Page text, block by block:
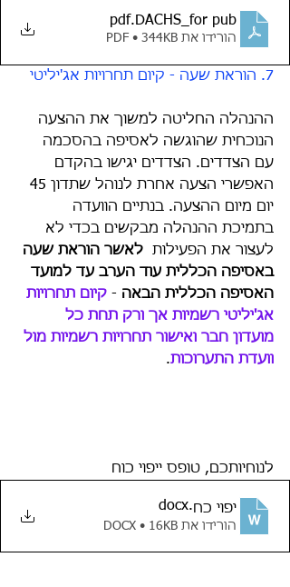
DACHS_for pub
.pdf
הורידו את PDF • 344KB
7. הוראת שעה - קיום תחרויות אג'יליטי
ההנהלה החליטה למשוך את ההצעה
הנוכחית שהוגשה לאסיפה בהסכמה
עם הצדדים. הצדדים יגישו בהקדם
יום מיום ההצעה. בנתיים הוועדה
בתמיכת ההנהלה מבקשים בכדי לא
לעצור את הפעילות לאשר הוראת שעה
באסיפה הכללית עוד הערב עד למועד
האסיפה הכללית הבאה - קיום תחרויות
אג'יליטי רשמיות אך ורק תחת כל
מועדון חבר ואישור תחרויות רשמיות מול
וועדת התערוכות.
לנוחיותכם, טופס ייפוי כוח
יפוי כח.docx
הורידו את DOCX • 16KB